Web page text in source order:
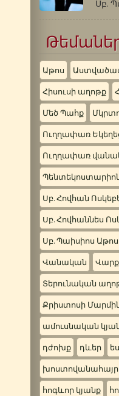
Աթոս
Հիսուսի աղոթք
Մեծ Պահք
Ուղղափառ
Ուղղափառ
Սբ. Հովհան
Սբ. Հովհաննես
Սբ. Պաիսիոս
Վանական Վարք
Տերունական
Քրիստոսի Մարմին
ամուսնական
դժոխք դևեր
խոստովանահայր
հոգևոր կյանք